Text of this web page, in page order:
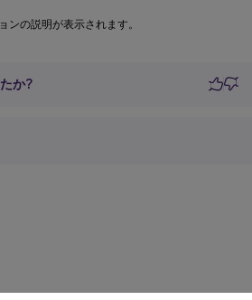
ンの説明が表示されます。
か?